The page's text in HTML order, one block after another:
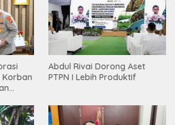
Korban
Abdul Rivai Dorong Aset
PTPN I Lebih Produktif